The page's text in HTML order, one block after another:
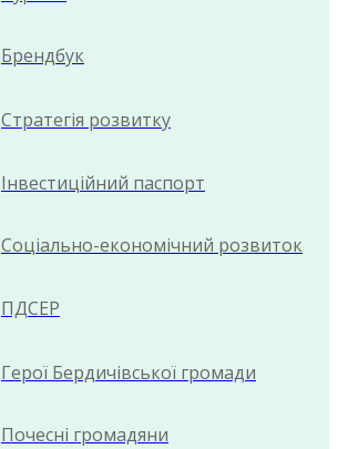
Брендбук
Стратегія розвитку
Інвестиційний паспорт
Соціально-економічний розвиток
ПДСЕР
Герої Бердичівської громади
Почесні громадяни